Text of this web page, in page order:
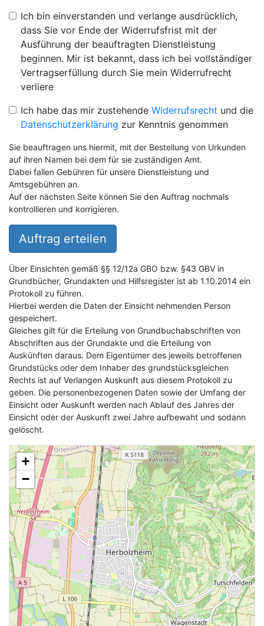
Ich bin einverstanden und verlange ausdrücklich,
dass Sie vor Ende der Widerrufsfrist mit der
Ausführung der beauftragten Dienstleistung
beginnen. Mir ist bekannt, dass ich bei vollständiger
Vertragserfüllung durch Sie mein Widerrufrecht
verliere
Ich habe das mir zustehende Widerrufsrecht und die
Datenschutzerklärung zur Kenntnis genommen
Sie beauftragen uns hiermit, mit der Bestellung von Urkunden
auf ihren Namen bei dem für sie zuständigen Amt.
Dabei fallen Gebühren für unsere Dienstleistung und
Amtsgebühren an.
Auf der nächsten Seite können Sie den Auftrag nochmals
kontrollieren und korrigieren.
Auftrag erteilen
Über Einsichten gemäß §§ 12/12a GBO bzw. §43 GBV in
Grundbücher, Grundakten und Hilfsregister ist ab 1.10.2014 ein
Protokoll zu führen.
Hierbei werden die Daten der Einsicht nehmenden Person
gespeichert.
Gleiches gilt für die Erteilung von Grundbuchabschriften von
Abschriften aus der Grundakte und die Erteilung von
Auskünften daraus. Dem Eigentümer des jeweils betroffenen
Grundstücks oder dem Inhaber des grundstücksgleichen
Rechts ist auf Verlangen Auskunft aus diesem Protokoll zu
geben. Die personenbezogenen Daten sowie der Umfang der
Einsicht oder Auskunft werden nach Ablauf des Jahres der
Einsicht oder der Auskunft zwei Jahre aufbewaht und sodann
gelöscht.
+
−